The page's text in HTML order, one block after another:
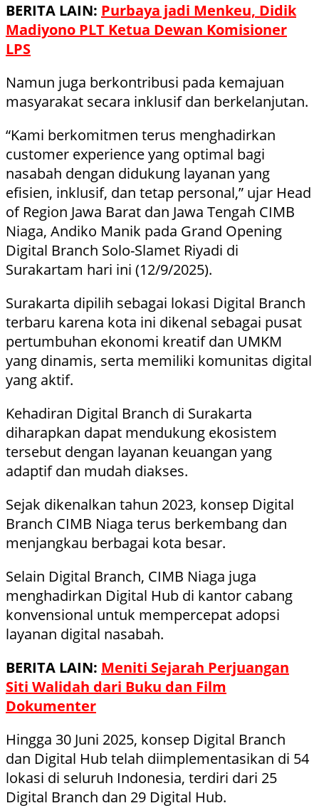
BERITA LAIN: Purbaya jadi Menkeu, Didik
Madiyono PLT Ketua Dewan Komisioner
LPS
Namun juga berkontribusi pada kemajuan
masyarakat secara inklusif dan berkelanjutan.
“Kami berkomitmen terus menghadirkan
customer experience yang optimal bagi
nasabah dengan didukung layanan yang
efisien, inklusif, dan tetap personal,” ujar Head
of Region Jawa Barat dan Jawa Tengah CIMB
Niaga, Andiko Manik pada Grand Opening
Digital Branch Solo-Slamet Riyadi di
Surakartam hari ini (12/9/2025).
Surakarta dipilih sebagai lokasi Digital Branch
terbaru karena kota ini dikenal sebagai pusat
pertumbuhan ekonomi kreatif dan UMKM
yang dinamis, serta memiliki komunitas digital
yang aktif.
Kehadiran Digital Branch di Surakarta
diharapkan dapat mendukung ekosistem
tersebut dengan layanan keuangan yang
adaptif dan mudah diakses.
Sejak dikenalkan tahun 2023, konsep Digital
Branch CIMB Niaga terus berkembang dan
menjangkau berbagai kota besar.
Selain Digital Branch, CIMB Niaga juga
menghadirkan Digital Hub di kantor cabang
konvensional untuk mempercepat adopsi
layanan digital nasabah.
BERITA LAIN: Meniti Sejarah Perjuangan
Siti Walidah dari Buku dan Film
Dokumenter
Hingga 30 Juni 2025, konsep Digital Branch
dan Digital Hub telah diimplementasikan di 54
lokasi di seluruh Indonesia, terdiri dari 25
Digital Branch dan 29 Digital Hub.